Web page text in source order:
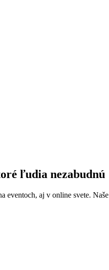
ľudia nezabudnú
eventoch, aj v online svete. Naše